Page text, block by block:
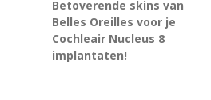
Betoverende skins van
Belles Oreilles voor je
Cochleair Nucleus 8
implantaten!